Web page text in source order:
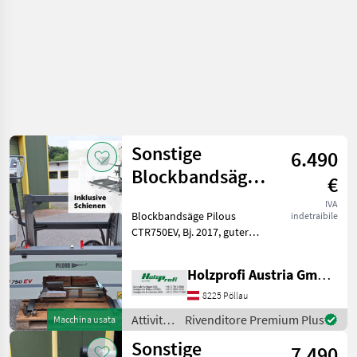
Macchina usata
Sonstige
Blockbandsäge
gebraucht
6.490
€
IVA
indetraibile
Blockbandsäge Pilous
CTR750EV, Bj. 2017, guter
kW, 3450 mm Schnittlänge,
4100 mm Bandlänge, 460
kgPreisänderungen
vorbehal
Holzprofi Austria GmbH, Zweigstelle Stmk.
8225 Pöllau
Attività
forestali
e
Rivenditore Premium Plus
Sonstige